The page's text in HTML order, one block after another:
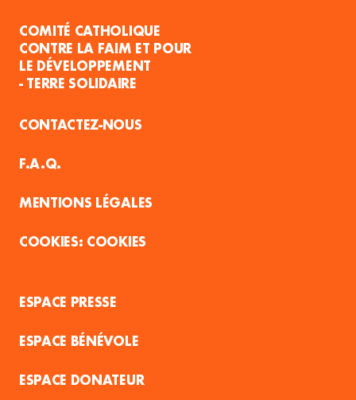
COMITÉ CATHOLIQUE
CONTRE LA FAIM ET POUR
LE DÉVELOPPEMENT
- TERRE SOLIDAIRE
CONTACTEZ-NOUS
F.A.Q.
MENTIONS LÉGALES
COOKIES
ESPACE PRESSE
ESPACE BÉNÉVOLE
ESPACE DONATEUR